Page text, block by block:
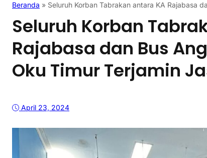
Beranda » Seluruh Korban Tabrakan antara KA Rajabasa
Seluruh Korban
Rajabasa dan Bus
Oku Timur Terjamin
April 23, 2024